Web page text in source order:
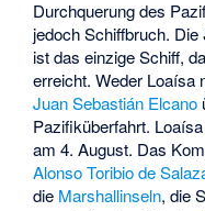
Durchquerung des
jedoch Schiffbruch. Die
ist das einzige Schiff,
erreicht. Weder Loaísa
Juan Sebastián Elcano
Pazifiküberfahrt.
am 4. August. Das
Alonso Toribio de
die Marshallinseln, die